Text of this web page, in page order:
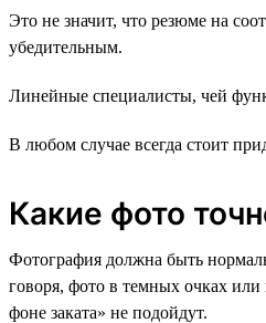
Это не значит, что резюме на
убедительным.
Линейные специалисты, чей
В любом случае всегда стоит
Какие фото
Фотография должна быть
говоря, фото в темных очках
фоне заката» не подойдут.